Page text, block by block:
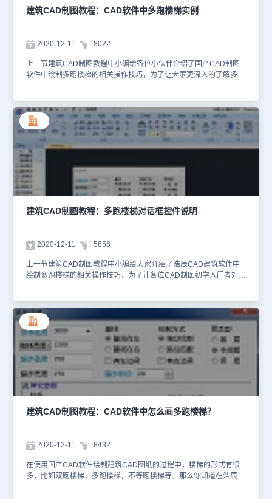
楼梯底端和顶端即层间处的扶手伸出距离。【转角伸出距离】中间休
杆】外侧绘制扶手也可选择是否勾选绘制外侧栏杆，边界为墙时常不
去除勾选，不绘制默认栏杆。【标注上楼方向】可选择是否标注上楼
方向箭头线。【剖切步数】可选择楼梯的剖切位置，以剖切线所在踏
情况只需要二维视图，某些情况则只需要三维。单击“确定”按钮，命
令行提示：点取位置或(转90度(A)/左右翻(S)/上下翻(D)/对齐(F)/改转
角(R)/改基点(T)]<退出>:点取梯段的插入位置和转角插入楼梯，如果
希望设定方向，请在插入时键入选项，对楼梯进行各向翻转和旋转。
这样根据对话框和命令行提示可以完成交叉楼梯绘制设计，另外浩辰
CAD建筑的楼梯为自定义的构件对象，因此具有夹点编辑的特征，可
以通过拖动夹点改变楼梯的特征，也可以双击楼梯对象，用对象编辑
重新设定参数。以上建筑CAD制图教程就是小编给大家整理的国产
CAD软件——浩辰CAD建筑软件中绘制交叉楼梯的相关操作技巧，
可在浩辰CAD官网教程专区查看哦~
CAD建筑软件中绘制其他楼梯的相关介绍，感兴趣的小伙伴可以访问
浩辰CAD官网下载专区免费安装试用正版浩辰CAD建筑软件来和小
建筑CAD制图教程：CAD软件中多跑楼梯实例
2020-12-11 8022
上一节建筑CAD制图教程中小编给各位小伙伴介绍了国产CAD制图
软件中绘制多跑楼梯的相关操作技巧，为了让大家更深入的了解多跑
程：多跑楼梯工程实例首先打开浩辰CAD建筑软件绘制一个多跑楼
梯，然后选按“基线在右”设置后的绘图过程如下图所示：多跑楼梯由
给定的基线来生成，基线就是多跑楼梯左侧或右侧的边界线。基线可
以事先绘制好，也可以交互确定，但不要求基线与实际边界完全等
长，按照基线交互点取顶点，当步数足够时结束绘制，基线的顶点数
目为偶数，即梯段数目的两倍。多跑楼梯的休息平台是自动确定的，
休息平台的宽度与梯段宽度相同，休息平台的形状由相交的基线决
定，默认的剖切线位于第一跑，可拖动改为其他位置。其中右图为选
路径匹配，基线在左时的转角楼梯生成，注意即使P2、P3为重合
点，但绘图时仍应分开两点绘制。所以多跑楼梯绘制可以多样方便，
主要是里面基线位置比较灵活，但实际设计中这些基线都是之前设计
里国产CAD制图软件——浩辰CAD建筑软件中多跑楼梯工程实例就
给大家介绍完了，感兴趣的小伙伴可以参考本篇建筑CAD制图教程来
绘制多跑楼梯哦~
建筑CAD制图教程：多跑楼梯对话框控件说明
2020-12-11 5856
上一节建筑CAD制图教程中小编给大家介绍了浩辰CAD建筑软件中
绘制多跑楼梯的相关操作技巧，为了让各位CAD制图初学入门者对此
件说明吧！建筑CAD制图教程：多跑楼梯对话框控件说明在浩辰
CAD建筑软件中绘制不同路径绘制多跑楼梯，需要先设计基线位置另
外还需要每段楼梯长度宽度设计明确，然后在基础上修改和设
置。 【拖动绘制】暂时进入图形中量取楼梯间净宽作为双跑楼梯总
宽。【路径匹配】楼梯按已有多段线路径(红色虚线)作为基线绘制，
线中给出梯段起末点不可省略或重合，例如直角楼梯给4个点(三
段)，三跑楼梯是6个点(五段)，路径分段数是奇数，如下图所示分别
是以上楼方向为准，选“基线在左”和“基线在右”的两种情况。【基线
在左】拖动绘制时是以基线为标准的，这时楼梯画在基线右边。【基
线在右】拖动绘制时是以基线为标准的，这时楼梯画在基线左边。
【左边靠墙】按上楼方向，左边不画出边线。【右边靠墙】按上楼方
宽度为1820，确定楼梯参数和类型后，拖动鼠标到绘图区绘制，命
令行提示：起点<退出>: 在辅助线处点取首梯段起点P1位置；输入下
一点或 [路径切换到左侧(Q)]<退出>:在楼梯转角处点取首梯段终点
P2(此时过梯段终点显示当前9/20步)；输入下一点或 [路径切换到左
建筑CAD制图教程：CAD软件中怎么画多跑楼梯？
2020-12-11 8432
在使用国产CAD软件绘制建筑CAD图纸的过程中，楼梯的形式有很
多，比如双跑楼梯，多跑楼梯，不等跑楼梯等。那么你知道在浩辰